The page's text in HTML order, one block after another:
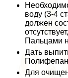
воду (3-4
должен
Пальцами
Дать
Для